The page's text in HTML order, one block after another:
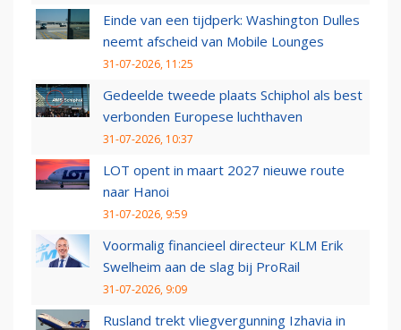
Einde van een tijdperk: Washington Dulles
neemt afscheid van Mobile Lounges
31-07-2026, 11:25
Gedeelde tweede plaats Schiphol als best
verbonden Europese luchthaven
31-07-2026, 10:37
LOT opent in maart 2027 nieuwe route
naar Hanoi
31-07-2026, 9:59
Voormalig financieel directeur KLM Erik
Swelheim aan de slag bij ProRail
31-07-2026, 9:09
Rusland trekt vliegvergunning Izhavia in